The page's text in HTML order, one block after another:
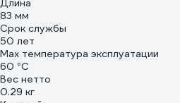
Длина
83 мм
Срок службы
50 лет
Max температура эксплуатации
60 °С
Вес нетто
0.29 кг